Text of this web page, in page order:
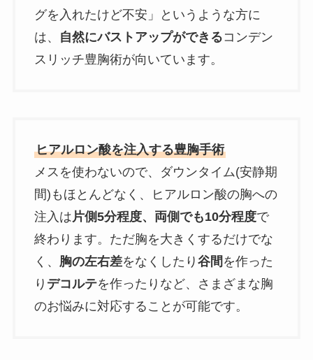
グを入れたけど不安」というような方に
は、
自然にバストアップができるコンデン
スリッチ豊胸術が向いています。
ヒアルロン酸を注入する豊胸手術
メスを使わないので、ダウンタイム(安静期
間)もほとんどなく、ヒアルロン酸の胸への
注入は片側5分程度、両側でも10分程度で
終わります。ただ胸を大きくするだけでな
く、 胸の左右差をなくしたり 谷間 を作った
り デコルテを作ったりなど、さまざまな胸
のお悩みに対応することが可能です。